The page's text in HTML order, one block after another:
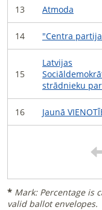
13 Atmoda
14 "Centra
15
Latvijas
strādnieku
16 Jaunā
* Mark: Percentage is
valid ballot envelopes.